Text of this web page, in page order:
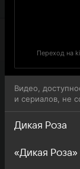
Переход на
Видео,
и сериалов, не
Дикая Роза
«Дикая Роза»